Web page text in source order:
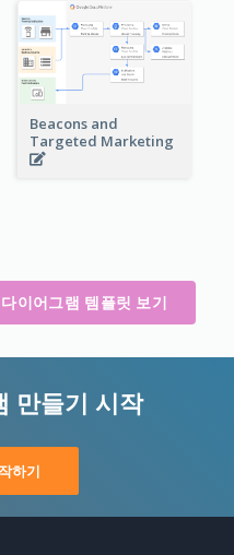
Beacons and
Targeted Marketing
이어그램 템플릿 보기
만들기 시작
하기